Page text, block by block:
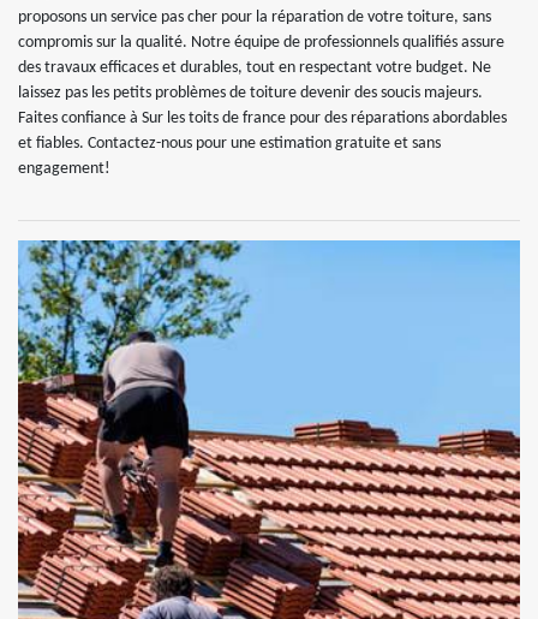
proposons un service pas cher pour la réparation de votre toiture, sans
compromis sur la qualité. Notre équipe de professionnels qualifiés assure
des travaux efficaces et durables, tout en respectant votre budget. Ne
laissez pas les petits problèmes de toiture devenir des soucis majeurs.
Faites confiance à Sur les toits de france pour des réparations abordables
et fiables. Contactez-nous pour une estimation gratuite et sans
engagement!